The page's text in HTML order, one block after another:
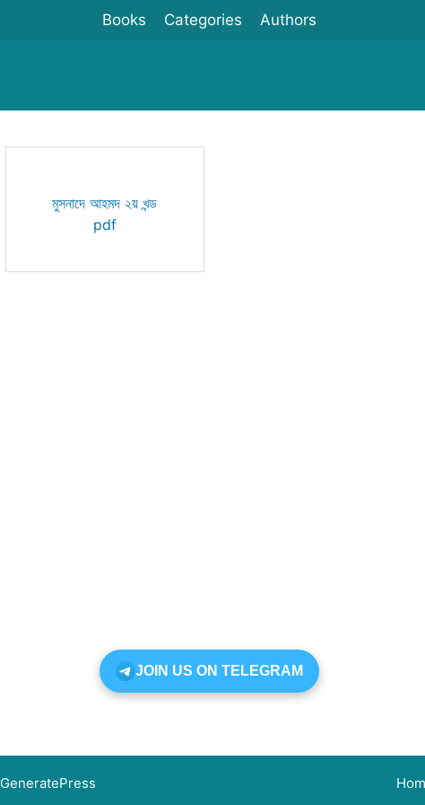
Books Categories Authors
মুসনাদে আহমদ ২য় খন্ড
pdf
JOIN US ON TELEGRAM
GeneratePress